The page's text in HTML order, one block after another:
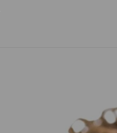
Auf die
Wunschliste